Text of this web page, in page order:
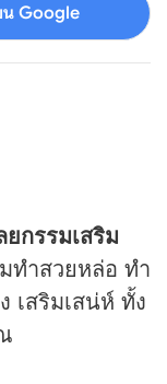
น Google
กรรมเสริม
ทำสวยหล่อ ทำ
เสริมเสน่ห์ ทั้ง